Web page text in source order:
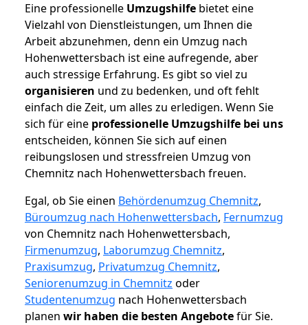
Eine professionelle Umzugshilfe bietet eine
Vielzahl von Dienstleistungen, um Ihnen die
Arbeit abzunehmen, denn ein Umzug nach
Hohenwettersbach ist eine aufregende, aber
auch stressige Erfahrung. Es gibt so viel zu
organisieren und zu bedenken, und oft fehlt
einfach die Zeit, um alles zu erledigen. Wenn Sie
sich für eine professionelle Umzugshilfe bei uns
entscheiden, können Sie sich auf einen
reibungslosen und stressfreien Umzug von
Chemnitz nach Hohenwettersbach freuen.
Egal, ob Sie einen Behördenumzug Chemnitz,
Büroumzug nach Hohenwettersbach, Fernumzug
von Chemnitz nach Hohenwettersbach,
Firmenumzug, Laborumzug Chemnitz,
Praxisumzug, Privatumzug Chemnitz,
Seniorenumzug in Chemnitz oder
Studentenumzug nach Hohenwettersbach
planen wir haben die besten Angebotefür Sie.